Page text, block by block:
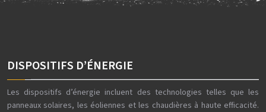
DISPOSITIFS D’ÉNERGIE
Les dispositifs d’énergie incluent des technologies telles que les
panneaux solaires, les éoliennes et les chaudières à haute efficacité.